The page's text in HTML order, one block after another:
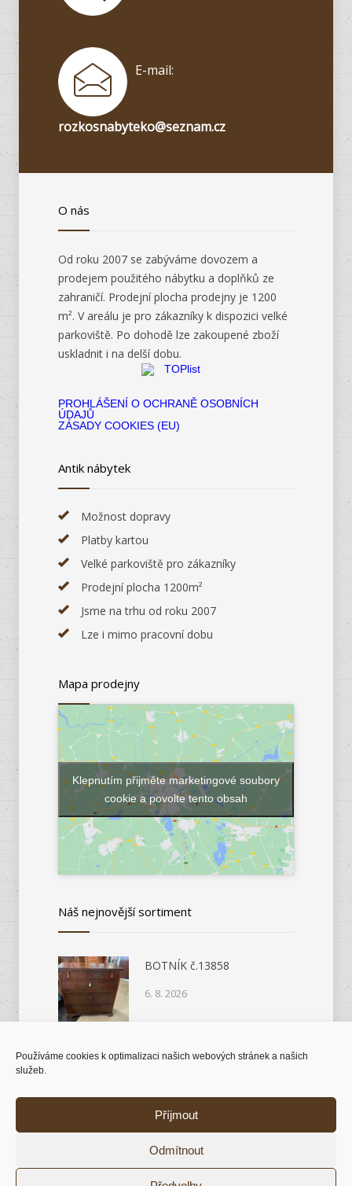
Používáme cookies k optimalizaci našich webových stránek a našich
služeb.
Příjmout
Odmítnout
E-mail:
rozkosnabyteko@seznam.cz
O nás
Od roku 2007 se zabýváme dovozem a
prodejem použitého nábytku a doplňků ze
zahraničí. Prodejní plocha prodejny je 1200
m². V areálu je pro zákazníky k dispozici velké
parkoviště. Po dohodě lze zakoupené zboží
uskladnit i na delší dobu.
PROHLÁŠENÍ O OCHRANĚ OSOBNÍCH
ÚDAJŮ
ZÁSADY COOKIES (EU)
Antik nábytek
Možnost dopravy
Platby kartou
Velké parkoviště pro zákazníky
Prodejní plocha 1200m²
Jsme na trhu od roku 2007
Lze i mimo pracovní dobu
Mapa prodejny
Klepnutím přijměte marketingové soubory
cookie a povolte tento obsah
Náš nejnovější sortiment
BOTNÍK č.13858
6. 8. 2026
KOMODA č.14046
© 2018 Antik nábytek |Tvorba stránek Kutná